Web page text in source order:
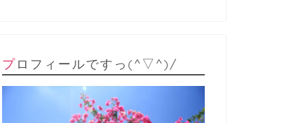
プロフィールですっ(^▽^)/